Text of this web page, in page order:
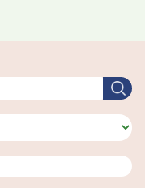
搜
尋